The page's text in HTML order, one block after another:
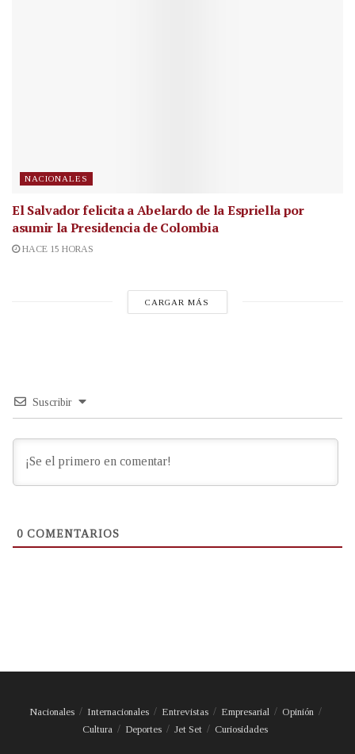
NACIONALES
El Salvador felicita a Abelardo de la Espriella por
asumir la Presidencia de Colombia
HACE 15 HORAS
CARGAR MÁS
Suscribir
0 COMENTARIOS
Nacionales Internacionales Entrevistas Empresarial
Opinión
Cultura
Deportes Jet Set Curiosidades